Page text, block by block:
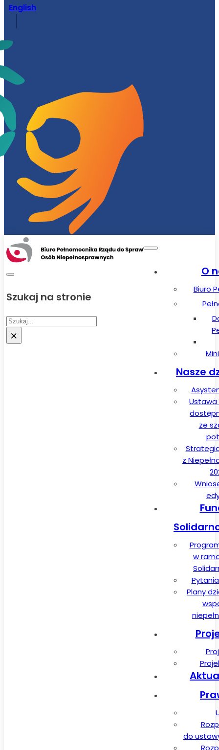
English
Szukaj na stronie
Szukaj
×
O
Biuro
Nasze
Ustawa
ze
z
w
Plany
do